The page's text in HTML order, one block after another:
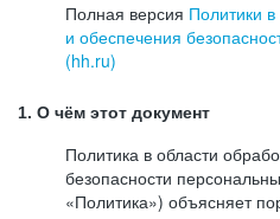
Полная версия Политики
и обеспечения
(hh.ru)
1. О чём этот документ
Политика в области
безопасности
«Политика») объясняет